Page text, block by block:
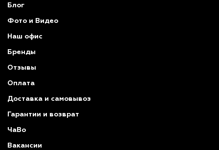
Блог
Фото и Видео
Наш офис
Бренды
Отзывы
Оплата
Доставка и самовывоз
Гарантии и возврат
ЧаВо
Вакансии